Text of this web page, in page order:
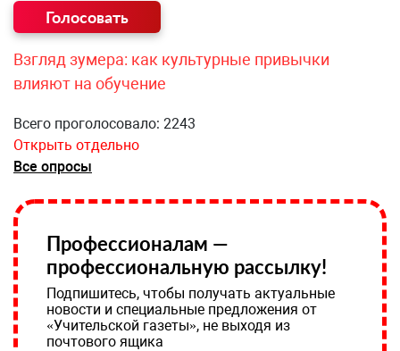
Взгляд зумера: как культурные привычки
влияют на обучение
Всего проголосовало: 2243
Открыть отдельно
Все опросы
Профессионалам —
профессиональную рассылку!
Подпишитесь, чтобы получать актуальные
новости и специальные предложения от
«Учительской газеты», не выходя из
почтового ящика